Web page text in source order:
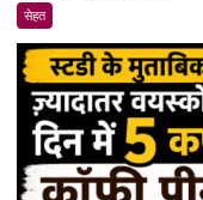
सेहत